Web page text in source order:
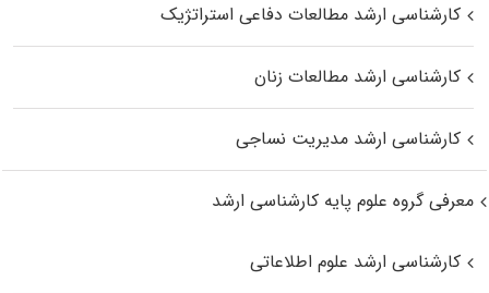
کارشناسی ارشد مطالعات دفاعی استراتژیک
کارشناسی ارشد مطالعات زنان
کارشناسی ارشد مدیریت نساجی
معرفی گروه علوم پایه کارشناسی ارشد
کارشناسی ارشد علوم اطلاعاتی